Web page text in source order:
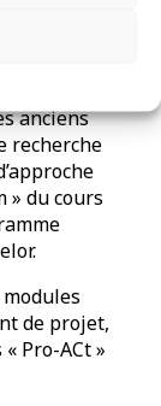
Euromed
cours
anciens
recherche
» du cours
de projet,
Pro-ACt »